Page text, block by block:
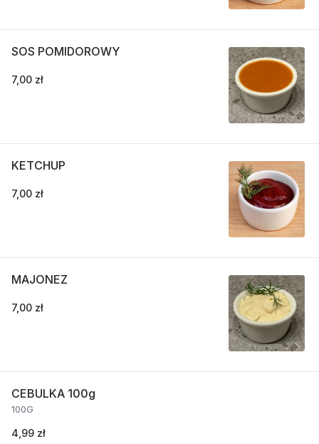
SOS POMIDOROWY
7,00 zł
KETCHUP
7,00 zł
MAJONEZ
7,00 zł
CEBULKA 100g
100G
4,99 zł